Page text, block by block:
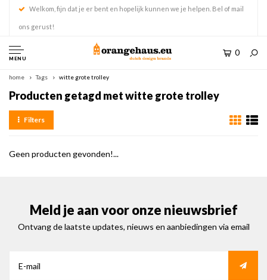
Welkom, fijn dat je er bent en hopelijk kunnen we je helpen. Bel of mail
ons gerust!
MENU
0
home Tags witte grote trolley
Producten getagd met witte grote trolley
Filters
Geen producten gevonden!...
Meld je aan voor onze nieuwsbrief
Ontvang de laatste updates, nieuws en aanbiedingen via email